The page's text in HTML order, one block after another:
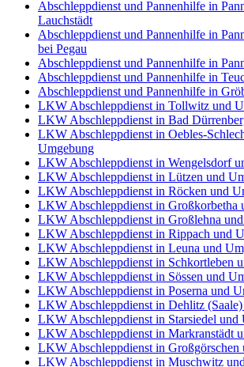
Abschleppdienst und Pannenhilfe in
Lauchstädt
Abschleppdienst und Pannenhilfe in
bei Pegau
Abschleppdienst und Pannenhilfe in
Abschleppdienst und Pannenhilfe in
Abschleppdienst und Pannenhilfe in
LKW Abschleppdienst in Tollwitz und
LKW Abschleppdienst in Bad
LKW Abschleppdienst in Oebles-
Umgebung
LKW Abschleppdienst in Wengelsdorf
LKW Abschleppdienst in Lützen und
LKW Abschleppdienst in Röcken und
LKW Abschleppdienst in Großkorbetha
LKW Abschleppdienst in Großlehna
LKW Abschleppdienst in Rippach und
LKW Abschleppdienst in Leuna und
LKW Abschleppdienst in Schkortleben
LKW Abschleppdienst in Sössen und
LKW Abschleppdienst in Poserna und
LKW Abschleppdienst in Dehlitz
LKW Abschleppdienst in Starsiedel und
LKW Abschleppdienst in Markranstädt
LKW Abschleppdienst in Großgörschen
LKW Abschleppdienst in Muschwitz